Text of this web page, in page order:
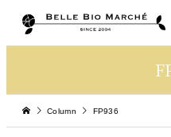
Column FP936